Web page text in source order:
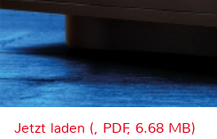
Jetzt laden (, PDF, 6.68 MB)